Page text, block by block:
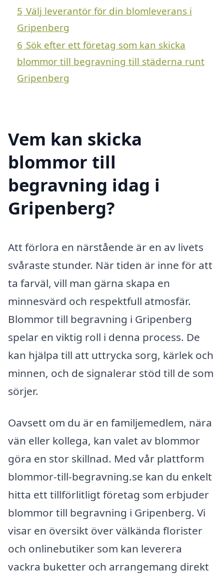
5 Välj leverantör för din blomleverans i
Gripenberg
6 Sök efter ett företag som kan skicka
blommor till begravning till städerna runt
Gripenberg
Vem kan skicka
blommor till
begravning idag i
Gripenberg?
Att förlora en närstående är en av livets
svåraste stunder. När tiden är inne för att
ta farväl, vill man gärna skapa en
minnesvärd och respektfull atmosfär.
Blommor till begravning i Gripenberg
spelar en viktig roll i denna process. De
kan hjälpa till att uttrycka sorg, kärlek och
minnen, och de signalerar stöd till de som
sörjer.
Oavsett om du är en familjemedlem, nära
vän eller kollega, kan valet av blommor
göra en stor skillnad. Med vår plattform
blommor-till-begravning.se kan du enkelt
hitta ett tillförlitligt företag som erbjuder
blommor till begravning i Gripenberg. Vi
visar en översikt över välkända florister
och onlinebutiker som kan leverera
vackra buketter och arrangemang direkt